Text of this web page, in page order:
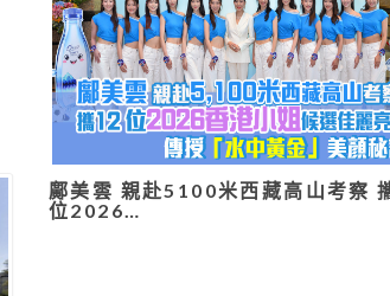
鄺美雲 親赴5100米西藏高山考察
位2026…